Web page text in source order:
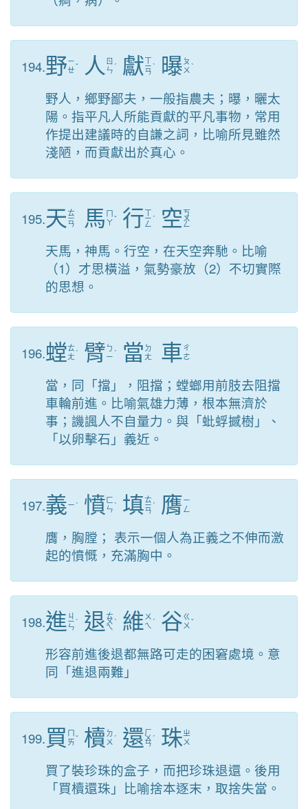
194.野ㄧ
ㄝˇ 人 ㄖ
ㄣ ˊ 獻ㄒ
ㄧ
ㄢ
ˋ 曝 ㄆ
ㄨ ˋ
野人，鄉野鄙夫，一般指農夫；曝，曬太
陽。指平凡人所能貢獻的平凡事物，常用
作提出建議時的自謙之詞，比喻所見雖然
淺陋，而貢獻出於真心。
195.天ㄊ
ㄧ
ㄢ 馬 ㄇ
ㄚˇ 行ㄒ
ㄧ
ㄥ
ˊ 空 ㄎ
ㄨ
ㄥ
天馬，神馬。行空，在天空奔馳。比喻
（1）才思橫溢，氣勢豪放（2）不切實際
的思想。
196.螳ㄊ
ㄤ ˊ 臂 ㄅ
ㄧˋ 當 ㄉ
ㄤ
車ㄔ
ㄜ
當，同「擋」，阻擋；螳螂用前肢去阻擋
車輪前進。比喻氣雄力薄，根本無濟於
事；譏諷人不自量力。與「蚍蜉撼樹」、
「以卵擊石」義近。
197.義ㄧˋ 憤 ㄈ
ㄣˋ 填ㄊ
ㄧ
ㄢ
ˊ 膺ㄧ
ㄥ
膺，胸膛； 表示一個人為正義之不伸而激
起的憤慨，充滿胸中。
198.進 ㄐ
ㄧ
ㄣ
ˋ 退ㄊ
ㄨ
ㄟ
ˋ 維 ㄨ
ㄟ ˊ 谷ㄍ
ㄨ ˇ
形容前進後退都無路可走的困窘處境。意
同「進退兩難」
199.買 ㄇ
ㄞˇ 櫝 ㄉ
ㄨ ˊ 還ㄏ
ㄨ
ㄢ
ˊ 珠ㄓ
ㄨ
買了裝珍珠的盒子，而把珍珠退還。後用
「買櫝還珠」比喻捨本逐末，取捨失當。